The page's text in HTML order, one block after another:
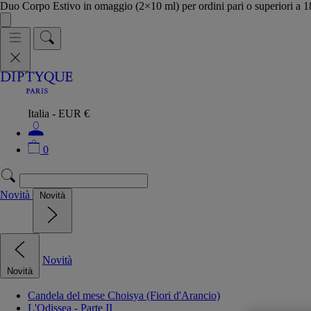
Duo Corpo Estivo in omaggio (2×10 ml) per ordini pari o superiori a
Italia - EUR €
0
Novità Novità
Novità
Novità
Candela del mese Choisya (Fiori d'Arancio)
L'Odissea - Parte II